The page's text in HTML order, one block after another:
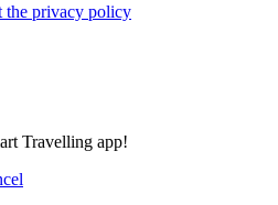
the privacy policy
Travelling app!